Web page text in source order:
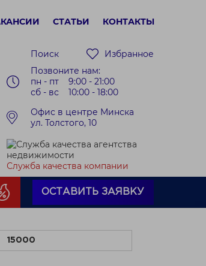
СТАТЬИ КОНТАКТЫ
Поиск
Избранное
Позвоните нам:
пн - пт 9:00 - 21:00
сб - вс 10:00 - 18:00
Офис в центре Минска
ул. Толстого, 10
Служба качества компании
ОСТАВИТЬ ЗАЯВКУ